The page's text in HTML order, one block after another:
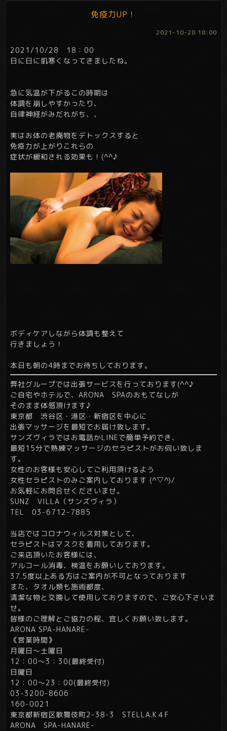
免疫力UP！
2021-10-28 18:00
2021/10/28 18：00
日に日に肌寒くなってきましたね。
急に気温が下がるこの時期は
体調を崩しやすかったり、
自律神経がみだれがち、、
実はお体の老廃物をデトックスすると
免疫力が上がりこれらの
症状が緩和される効果も！(^^♪
ボディケアしながら体調も整えて
行きましょう！
本日も朝の4時までお待ちしております。
弊社グループでは出張サービスを行っております(^^♪
ご自宅やホテルで、ARONA SPAのおもてなしが
そのまま体感頂けます♪
東京都 渋谷区・港区・新宿区を中心に
出張マッサージを最短でお届け致します。
サンズヴィラではお電話かLINEで簡単予約でき、
最短15分で熟練マッサージのセラピストがお伺い致しま
す。
女性のお客様も安心してご利用頂けるよう
女性セラピストのみご案内しております (^▽^)/
お気軽にお問合せくださいませ。
SUNZ VILLA（サンズヴィラ）
TEL 03-6712-7885
当店ではコロナウィルス対策として、
セラピストはマスクを着用しております。
ご来店頂いたお客様には、
アルコール消毒、検温をお願いしております。
37.5度以上ある方はご案内が不可となっております
また、タオル類も施術都度、
清潔な物と交換して使用しておりますので、ご安心下さいま
せ。
皆様のご理解とご協力の程、宜しくお願い致します。
ARONA SPA-HANARE-
《営業時間》
月曜日～土曜日
12：00～3：30(最終受付)
日曜日
12：00～23：00(最終受付)
03-3200-8606
160-0021
東京都新宿区歌舞伎町2-38-3 STELLA.K４F
ARONA SPA-HANARE-